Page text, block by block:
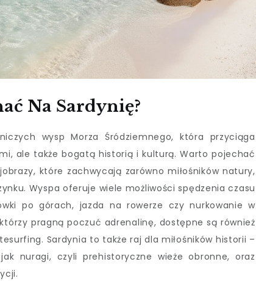
Na Sardynię?
wysp Morza Śródziemnego, która przyciąga
ale także bogatą historią i kulturą. Warto pojechać
które zachwycają zarówno miłośników natury,
Wyspa oferuje wiele możliwości spędzenia czasu
po górach, jazda na rowerze czy nurkowanie w
pragną poczuć adrenalinę, dostępne są również
Sardynia to także raj dla miłośników historii –
nuragi, czyli prehistoryczne wieże obronne, oraz